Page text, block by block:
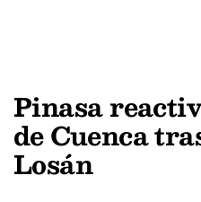
Pinasa
de Cuenca
Losán